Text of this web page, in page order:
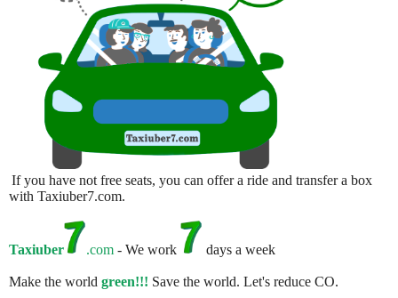
If you have not free seats, you can offer a ride and transfer a box
with Taxiuber7.com.
Taxiuber .com - We work days a week
Make the world green!!! Save the world. Let's reduce CO.